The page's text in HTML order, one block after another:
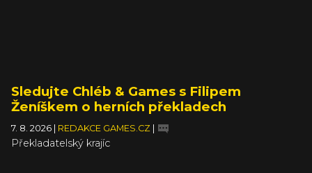
Sledujte Chléb & Games s Filipem
Ženíškem o herních překladech
7. 8. 2026 | REDAKCE GAMES.CZ |
Překladatelský krajíc